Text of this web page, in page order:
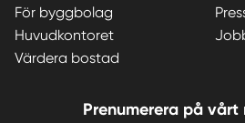
För byggbolag
Huvudkontoret
Värdera bostad
Prenumerera på vårt